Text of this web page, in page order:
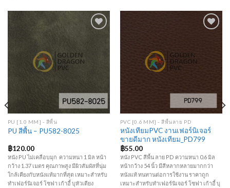
PU [1.0 MM] - สีพื้น
PU สีพื้น – PU582-8025
฿120.00
หนัง PU ไม่เคลือบมุก ความหนา 1 มิล หน้า
กว้าง 1.37 เมตร คุณภาพสูง มีผิวสัมผัสที่นุ่ม
ใกล้เคียงกับหนังแท้มากที่สุด เหมาะสำหรับ
ทำเฟอร์นิเจอร์ โซฟา เก้าอี้ บุหัวเตียง
PVC [0.6 MM] - สีพื้นลาย PD
หนังเทียมPVC งานเฟอร์นิเจอร์
ขายดีมาก หนังเทียม_PD799
฿55.00
หนัง PVC สีพื้น ลาย PD ความหนา 0.6 มิล
หน้ากว้าง 54 นิ้ว มีสีหลากหลายมากกว่า
หนังแท้ ทนทานต่อการใช้งาน ราคาถูก
เหมาะสำหรับทำเฟอร์นิเจอร์ โซฟา เก้าอี้ บุ